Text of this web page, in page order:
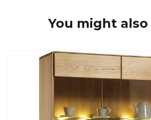
You might also